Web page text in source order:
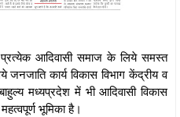
आदिवासी समाज के लिये समस्त
जनजाति कार्य विकास विभाग केंद्रीय व
मध्यप्रदेश में भी आदिवासी विकास
भूमिका है।